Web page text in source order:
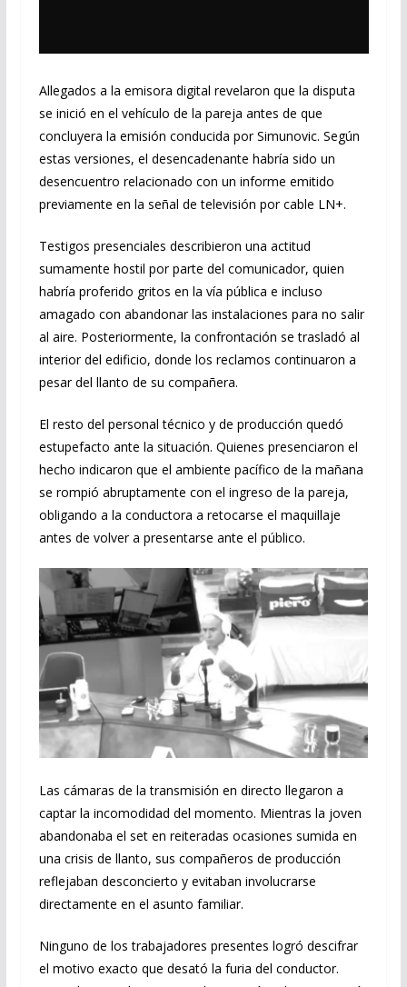
Allegados a la emisora digital revelaron que la disputa
se inició en el vehículo de la pareja antes de que
concluyera la emisión conducida por Simunovic. Según
estas versiones, el desencadenante habría sido un
desencuentro relacionado con un informe emitido
previamente en la señal de televisión por cable LN+.
Testigos presenciales describieron una actitud
sumamente hostil por parte del comunicador, quien
habría proferido gritos en la vía pública e incluso
amagado con abandonar las instalaciones para no salir
al aire. Posteriormente, la confrontación se trasladó al
interior del edificio, donde los reclamos continuaron a
pesar del llanto de su compañera.
El resto del personal técnico y de producción quedó
estupefacto ante la situación. Quienes presenciaron el
hecho indicaron que el ambiente pacífico de la mañana
se rompió abruptamente con el ingreso de la pareja,
obligando a la conductora a retocarse el maquillaje
antes de volver a presentarse ante el público.
Las cámaras de la transmisión en directo llegaron a
captar la incomodidad del momento. Mientras la joven
abandonaba el set en reiteradas ocasiones sumida en
una crisis de llanto, sus compañeros de producción
reflejaban desconcierto y evitaban involucrarse
directamente en el asunto familiar.
Ninguno de los trabajadores presentes logró descifrar
el motivo exacto que desató la furia del conductor.